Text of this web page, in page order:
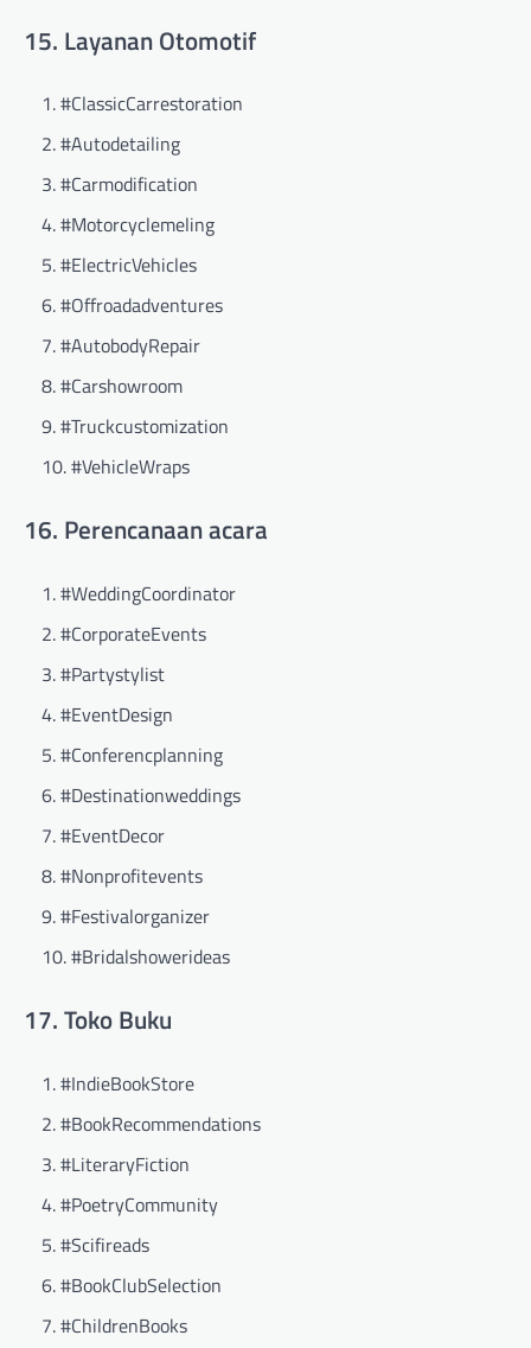
15. Layanan Otomotif
#ClassicCarrestoration
#Autodetailing
#Carmodification
#Motorcyclemeling
#ElectricVehicles
#Offroadadventures
#AutobodyRepair
#Carshowroom
#Truckcustomization
#VehicleWraps
16. Perencanaan acara
#WeddingCoordinator
#CorporateEvents
#Partystylist
#EventDesign
#Conferencplanning
#Destinationweddings
#EventDecor
#Nonprofitevents
#Festivalorganizer
#Bridalshowerideas
17. Toko Buku
#IndieBookStore
#BookRecommendations
#LiteraryFiction
#PoetryCommunity
#Scifireads
#BookClubSelection
#ChildrenBooks